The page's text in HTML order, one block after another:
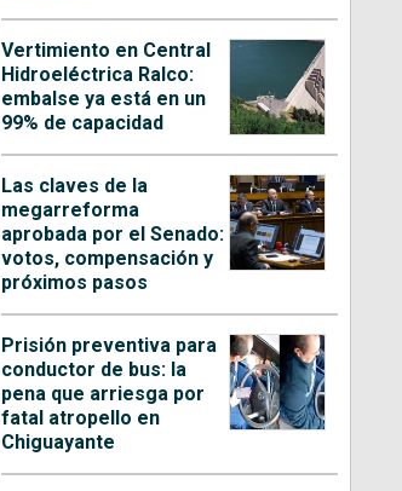
Vertimiento en Central
Hidroeléctrica Ralco:
embalse ya está en un
99% de capacidad
Las claves de la
megarreforma
aprobada por el Senado:
votos, compensación y
próximos pasos
Prisión preventiva para
conductor de bus: la
pena que arriesga por
fatal atropello en
Chiguayante